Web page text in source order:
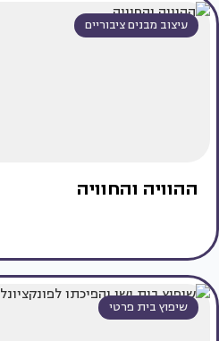
עיצוב מבנים ציבוריים
ההוויה והחוויה
שיפוץ בית פרטי